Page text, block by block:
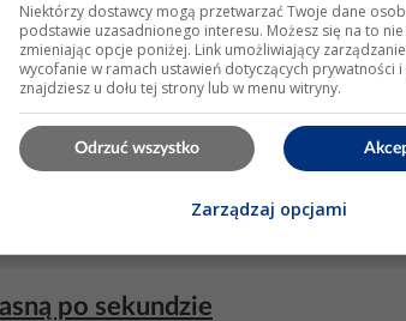
sople na stałe świecenie?
2772928100_1... Według mnie źle
z Anodą- czyli podałeś napięcie 230V (przez
zewrzeć anodę z katodą....
6381
po sekundzie
Niektórzy dostawcy mogą przetwarzać Twoje dane
podstawie uzasadnionego interesu. Możesz się na to
zmieniając opcje poniżej. Link umożliwiający
wycofanie w ramach ustawień dotyczących prywatności
znajdziesz u dołu tej strony lub w menu witryny.
Odrzuć wszystko
Zarządzaj opcjami